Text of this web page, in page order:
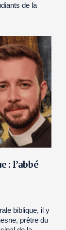
de la
: l’abbé
biblique, il y
prêtre du